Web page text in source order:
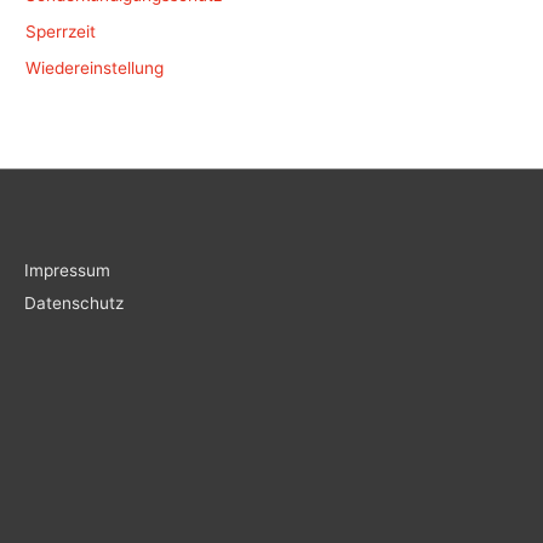
Sperrzeit
Wiedereinstellung
Impressum
Datenschutz